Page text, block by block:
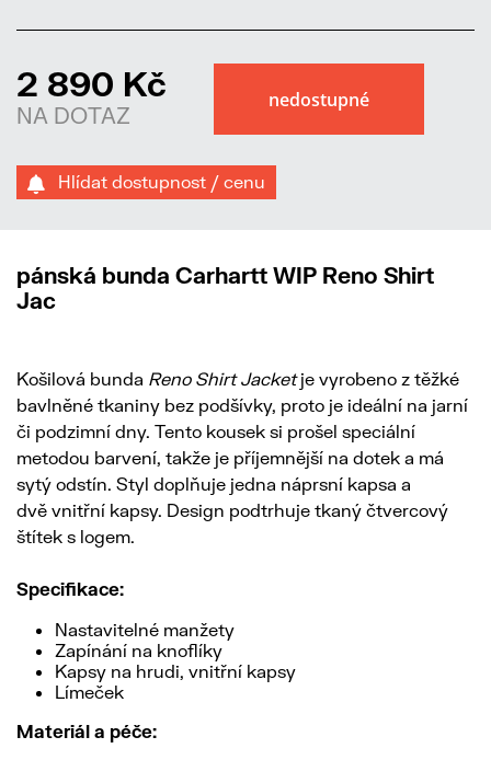
2 890 Kč
NA DOTAZ
Hlídat dostupnost / cenu
pánská bunda Carhartt WIP Reno Shirt
Jac
Košilová bunda Reno Shirt Jacketje vyrobeno z těžké
bavlněné tkaniny bez podšívky, proto je ideální na jarní
či podzimní dny. Tento kousek si prošel speciální
metodou barvení, takže je příjemnější na dotek a má
sytý odstín. Styl doplňuje jedna náprsní kapsa a
dvě vnitřní kapsy. Design podtrhuje tkaný čtvercový
štítek s logem.
Specifikace:
Nastavitelné manžety
Zapínání na knoflíky
Kapsy na hrudi, vnitřní kapsy
Límeček
Materiál a péče: